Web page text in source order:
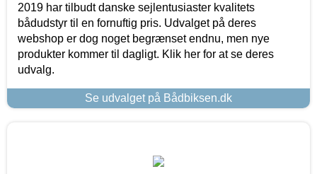
2019 har tilbudt danske sejlentusiaster kvalitets
bådudstyr til en fornuftig pris. Udvalget på deres
webshop er dog noget begrænset endnu, men nye
produkter kommer til dagligt. Klik her for at se deres
udvalg.
Se udvalget på Bådbiksen.dk